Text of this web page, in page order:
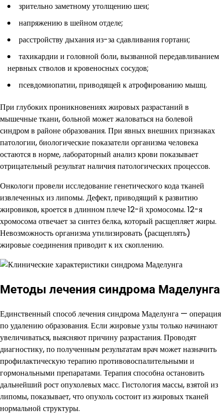
зрительно заметному утолщению шеи;
напряжению в шейном отделе;
расстройству дыхания из-за сдавливания гортани;
тахикардии и головной боли, вызванной передавливанием
нервных стволов и кровеносных сосудов;
псевдомиопатии, приводящей к атрофированию мышц.
При глубоких проникновениях жировых разрастаний в
мышечные ткани, больной может жаловаться на болевой
синдром в районе образования. При явных внешних признаках
патологии, биологические показатели организма человека
остаются в норме, лабораторный анализ крови показывает
отрицательный результат наличия патологических процессов.
Онкологи провели исследование генетического кода тканей
извлеченных из липомы. Дефект, приводящий к развитию
жировиков, кроется в длинном плече 12-й хромосомы. 12-я
хромосома отвечает за синтез белка, который расщепляет жиры.
Невозможность организма утилизировать (расщеплять)
жировые соединения приводит к их скоплению.
Методы лечения синдрома Маделунга
Единственный способ лечения синдрома Маделунга — операция
по удалению образования. Если жировые узлы только начинают
увеличиваться, выясняют причину разрастания. Проводят
диагностику, по полученным результатам врач может назначить
профилактическую терапию противовоспалительными и
гормональными препаратами. Терапия способна остановить
дальнейший рост опухолевых масс. Гистология массы, взятой из
липомы, показывает, что опухоль состоит из жировых тканей
нормальной структуры.